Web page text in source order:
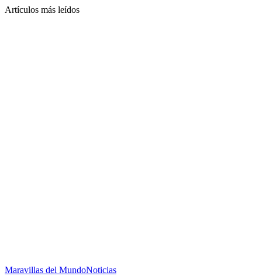
Artículos más leídos
Maravillas del MundoNoticias